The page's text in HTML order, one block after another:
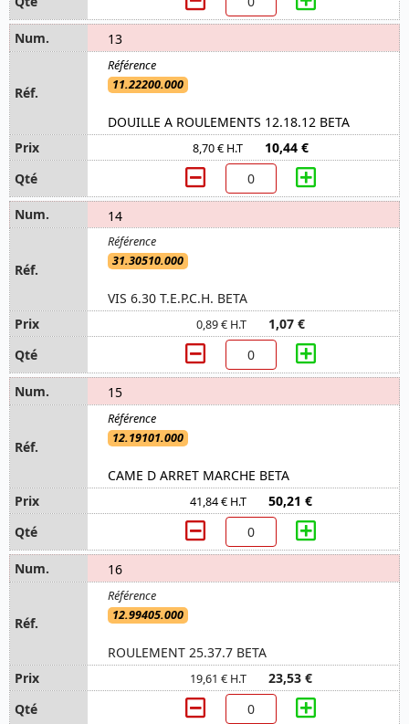
13
11.22200.000
DOUILLE A ROULEMENTS 12.18.12 BETA
8,70 € H.T 10,44 €
14
31.30510.000
VIS 6.30 T.E.P.C.H. BETA
0,89 € H.T 1,07 €
15
12.19101.000
CAME D ARRET MARCHE BETA
41,84 € H.T 50,21 €
16
12.99405.000
ROULEMENT 25.37.7 BETA
19,61 € H.T 23,53 €